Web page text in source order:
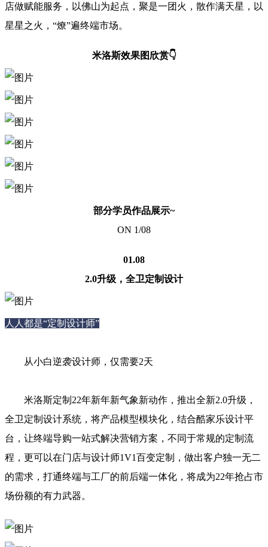
店做赋能服务，以佛山为起点，聚是一团火，散作满天星，以
星星之火，“燎”遍终端市场。
米洛斯效果图欣赏👇
部分学员作品展示~
ON 1/08
01.08
2.0升级，全卫定制设计
人人都是“定制设计师”
从小白逆袭设计师，仅需要2天
米洛斯定制22年新年新气象新动作，推出全新2.0升级，
全卫定制设计系统，将产品模型模块化，结合酷家乐设计平
台，让终端导购一站式解决营销方案，不同于常规的定制流
程，更可以在门店与设计师1V1百变定制，做出客户独一无二
的需求，打通终端与工厂的前后端一体化，将成为22年抢占市
场份额的有力武器。